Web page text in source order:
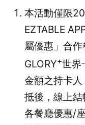
本活動僅限
EZTABLE
屬優惠」合
GLORY+世界
金額之持卡
抵後，線上結
各餐廳優惠/